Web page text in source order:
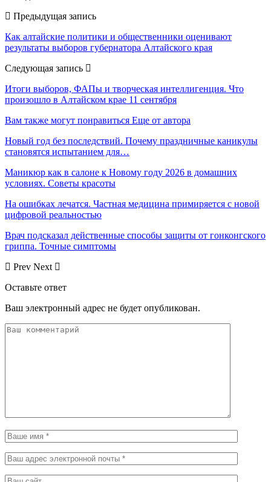
Предыдущая запись
Как алтайские политики и общественники оценивают
результаты выборов губернатора Алтайского края
Следующая запись
Итоги выборов, ФАПы и творческая интеллигенция. Что
произошло в Алтайском крае 11 сентября
Вам также могут понравиться Еще от автора
Новый год без последствий. Почему праздничные каникулы
становятся испытанием для…
Маникюр как в салоне к Новому году 2026 в домашних
условиях. Советы красоты
На ошибках лечатся. Частная медицина примиряется с новой
цифровой реальностью
Врач подсказал действенные способы защиты от гонконгского
гриппа. Точные симптомы
Prev Next
Оставьте ответ
Ваш электронный адрес не будет опубликован.